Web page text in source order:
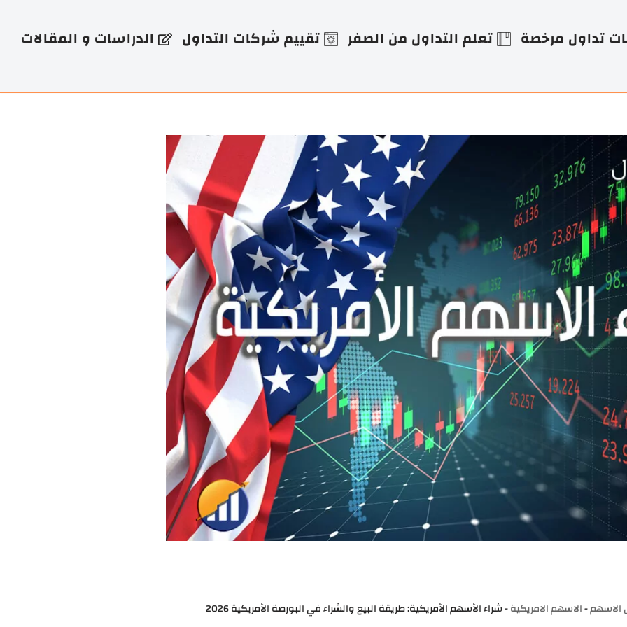
والخليج
تداول مرخصة
تعلم التداول من الصفر
تقييم شركات التداول
الدراسات و المقالات
الاسهم-الاسهم الامريكية-شراء الأسهم الأمريكية: طريقة البيع والشراء في البورصة الأمريكية 2026